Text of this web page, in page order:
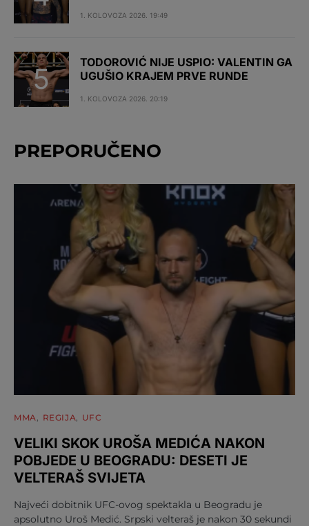
1. KOLOVOZA 2026. 19:49
TODOROVIĆ NIJE USPIO: VALENTIN GA
UGUŠIO KRAJEM PRVE RUNDE
1. KOLOVOZA 2026. 20:19
PREPORUČENO
MMA REGIJA UFC
VELIKI SKOK UROŠA MEDIĆA NAKON
POBJEDE U BEOGRADU: DESETI JE
VELTERAŠ SVIJETA
Najveći dobitnik UFC-ovog spektakla u Beogradu je
apsolutno Uroš Medić. Srpski velteraš je nakon 30 sekundi